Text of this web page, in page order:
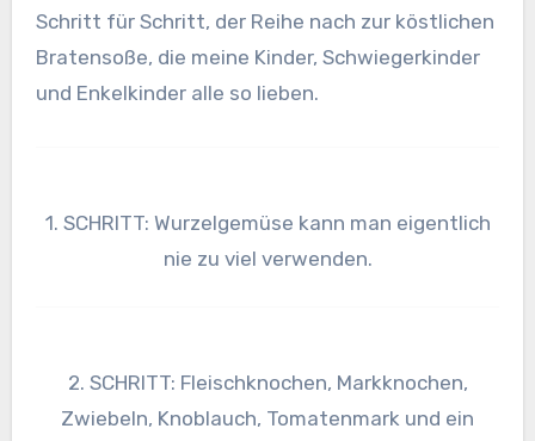
Schritt für Schritt, der Reihe nach zur köstlichen
Bratensoße, die meine Kinder, Schwiegerkinder
und Enkelkinder alle so lieben.
1. SCHRITT: Wurzelgemüse kann man eigentlich
nie zu viel verwenden.
2. SCHRITT: Fleischknochen, Markknochen,
Zwiebeln, Knoblauch, Tomatenmark und ein